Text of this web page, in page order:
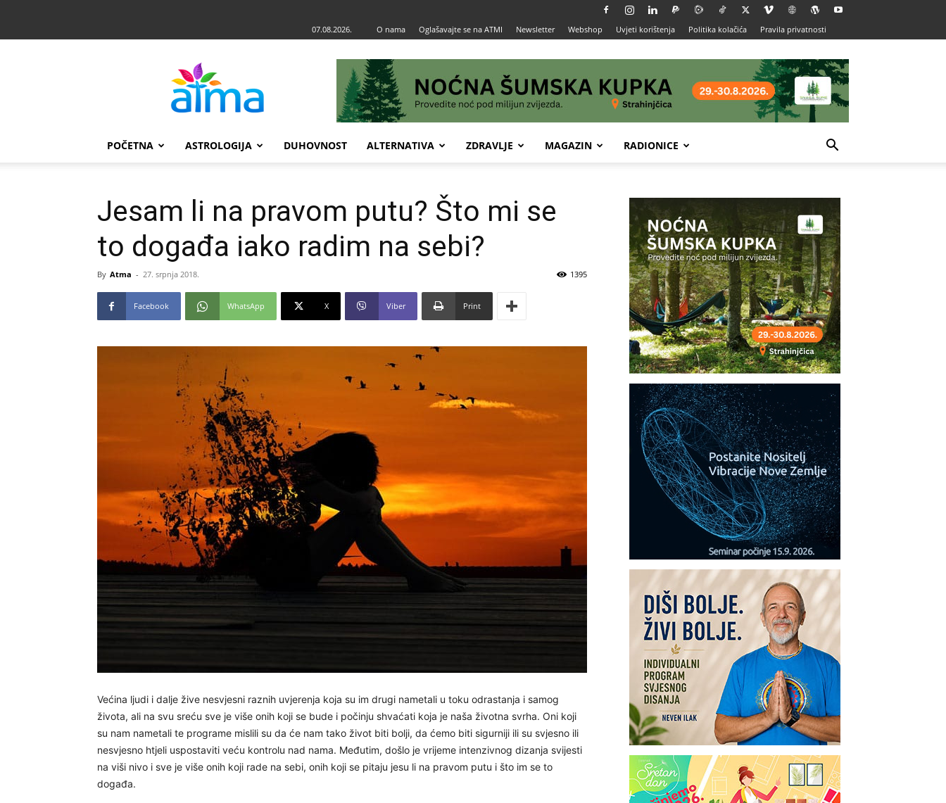
07.08.2026. O nama Oglašavajte se na ATMI Newsletter Webshop Uvjeti korištenja Politika kolačića Pravila privatnosti
POČETNA ASTROLOGIJA DUHOVNOST ALTERNATIVA ZDRAVLJE MAGAZIN RADIONICE
Jesam li na pravom putu? Što mi se
to događa iako radim na sebi?
By Atma - 27. srpnja 2018. 1395
Facebook WhatsApp X Viber Print
Većina ljudi i dalje žive nesvjesni raznih uvjerenja koja su im drugi nametali u toku odrastanja i samog
života, ali na svu sreću sve je više onih koji se bude i počinju shvaćati koja je naša životna svrha. Oni koji
su nam nametali te programe mislili su da će nam tako život biti bolji, da ćemo biti sigurniji ili su svjesno ili
nesvjesno htjeli uspostaviti veću kontrolu nad nama. Međutim, došlo je vrijeme intenzivnog dizanja svijesti
na viši nivo i sve je više onih koji rade na sebi, onih koji se pitaju jesu li na pravom putu i što im se to
događa.